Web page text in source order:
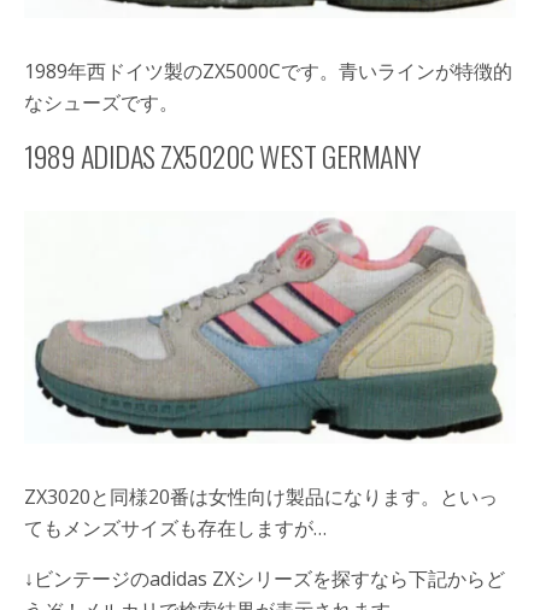
1989年西ドイツ製のZX5000Cです。青いラインが特徴的
なシューズです。
1989 ADIDAS ZX5020C WEST GERMANY
ZX3020と同様20番は女性向け製品になります。といっ
てもメンズサイズも存在しますが…
↓ビンテージのadidas ZXシリーズを探すなら下記からど